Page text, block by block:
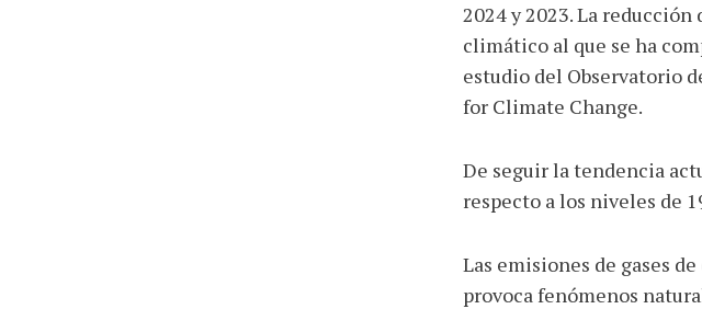
2024 y 2023. La
climático al que se ha
estudio del Observatorio
for Climate Change.
De seguir la tendencia
respecto a los niveles de
Las emisiones de gases
provoca fenómenos